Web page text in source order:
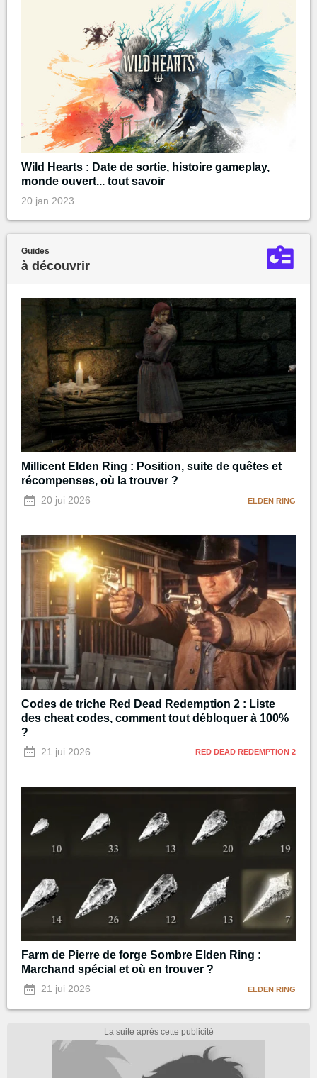
Wild Hearts : Date de sortie, histoire gameplay,
monde ouvert... tout savoir
20 jan 2023
Guides
à découvrir
Millicent Elden Ring : Position, suite de quêtes et
récompenses, où la trouver ?
20 jui 2026 ELDEN RING
Codes de triche Red Dead Redemption 2 : Liste
des cheat codes, comment tout débloquer à 100%
?
21 jui 2026 RED DEAD REDEMPTION 2
Farm de Pierre de forge Sombre Elden Ring :
Marchand spécial et où en trouver ?
21 jui 2026 ELDEN RING